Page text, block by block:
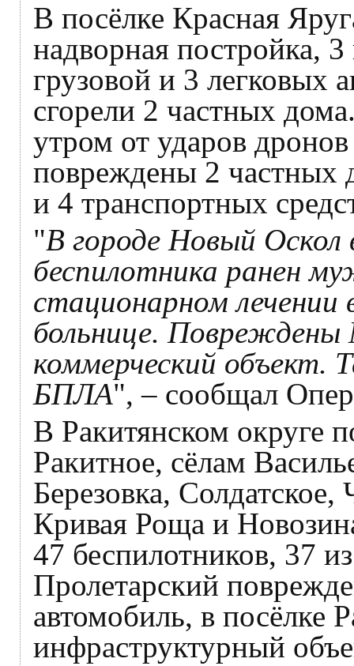
В посёлке Красная
надворная постройка,
грузовой и 3 легковых
сгорели 2 частных
утром от ударов
повреждены 2 частных
и 4 транспортных
"В городе Новый Оскол
беспилотника ранен
стационарном лечении
больнице.
коммерческий объект.
БПЛА", – сообщал
В Ракитянском округе
Ракитное, сёлам
Березовка,
Кривая Роща и
47 беспилотников, 37
Пролетарский
автомобиль, в посёлке
инфраструктурный